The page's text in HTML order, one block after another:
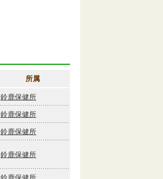
所属
鈴鹿保健所
鈴鹿保健所
鈴鹿保健所
鈴鹿保健所